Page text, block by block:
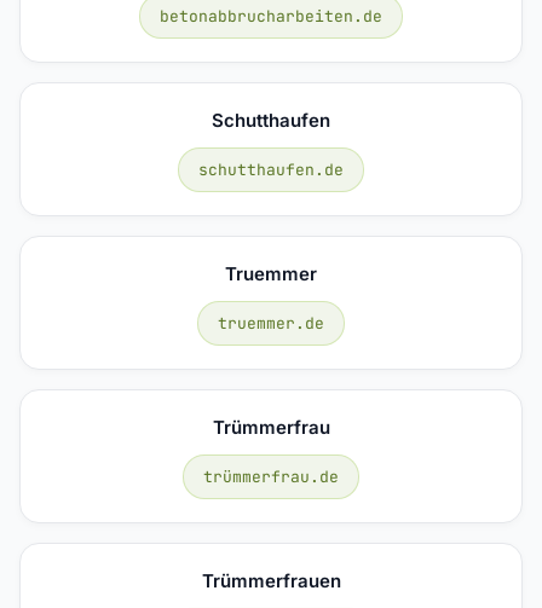
betonabbrucharbeiten.de
Schutthaufen
schutthaufen.de
Truemmer
truemmer.de
Trümmerfrau
trümmerfrau.de
Trümmerfrauen